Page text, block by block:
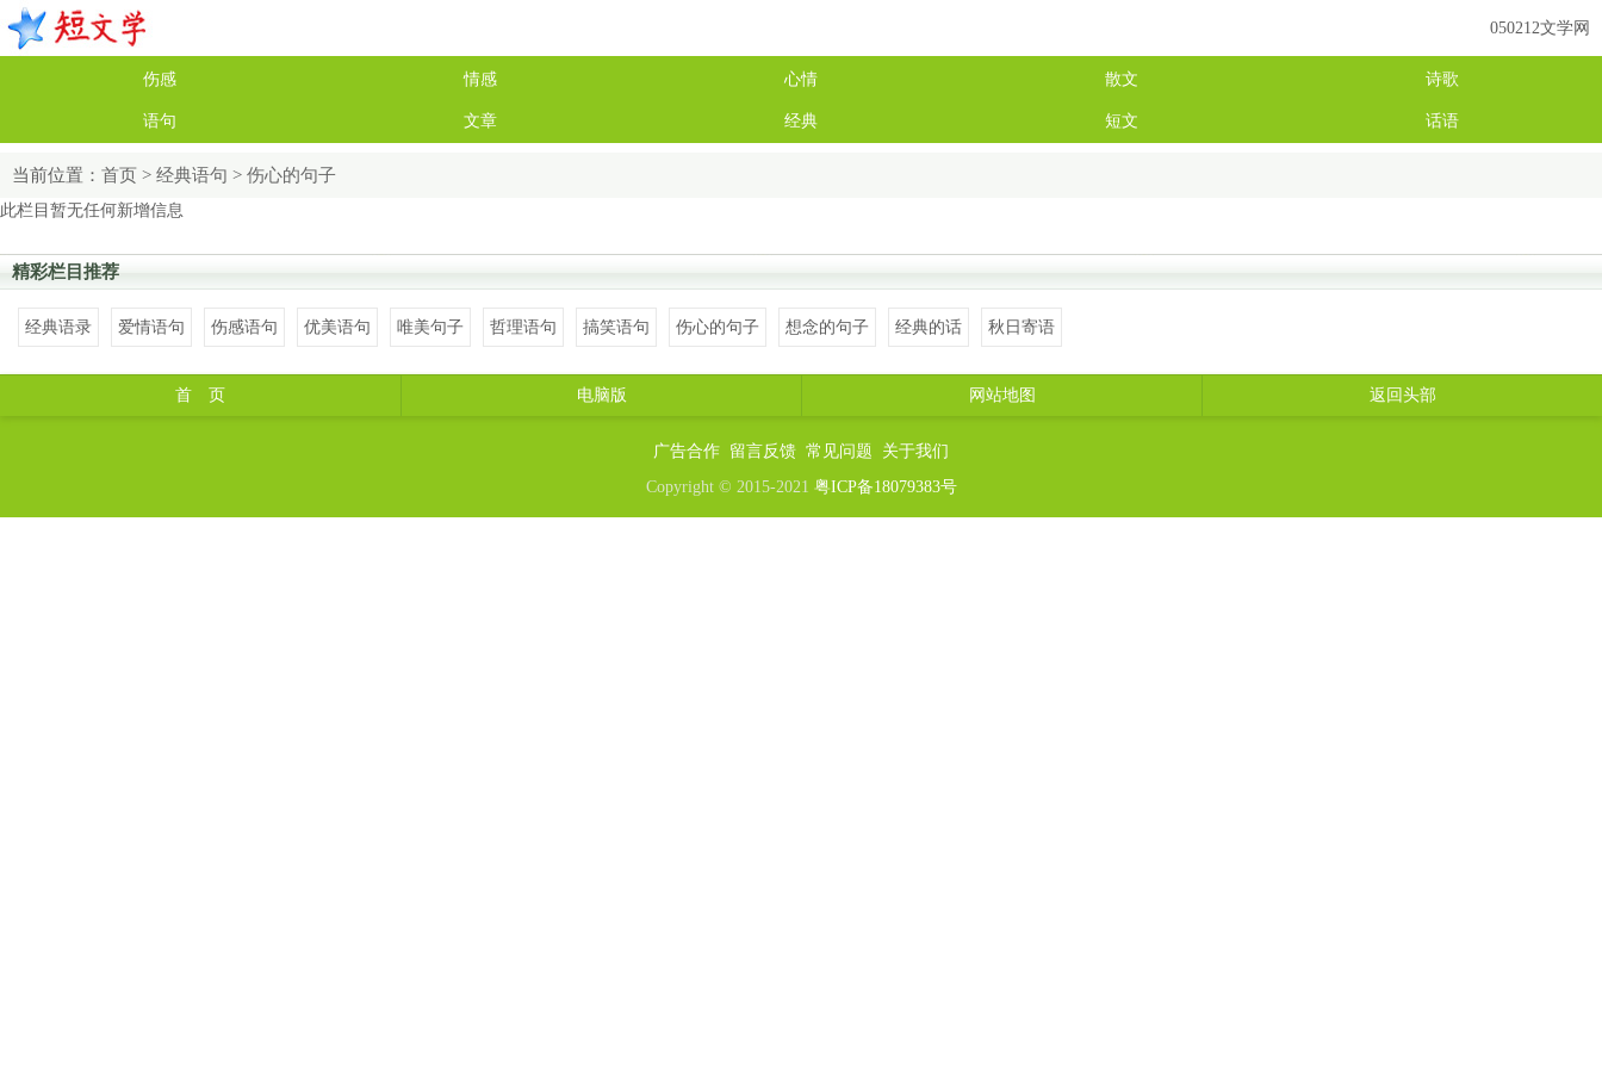
050212文学网
伤感 情感 心情 散文 诗歌
语句 文章 经典 短文 话语
当前位置： 首页 > 经典语句 > 伤心的句子
此栏目暂无任何新增信息
精彩栏目推荐
经典语录 爱情语句 伤感语句 优美语句 唯美句子 哲理语句 搞笑语句 伤心的句子 想念的句子 经典的话 秋日寄语
首 页 电脑版 网站地图 返回头部
广告合作 留言反馈 常见问题
关于我们
Copyright © 2015-2021 粤ICP备18079383号